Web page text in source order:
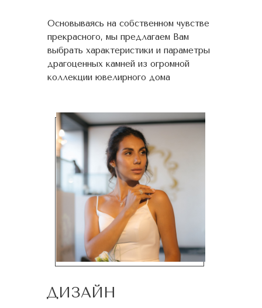
Основываясь на собственном чувстве
прекрасного, мы предлагаем Вам
выбрать характеристики и параметры
драгоценных камней из огромной
коллекции ювелирного дома
ДИЗАЙН